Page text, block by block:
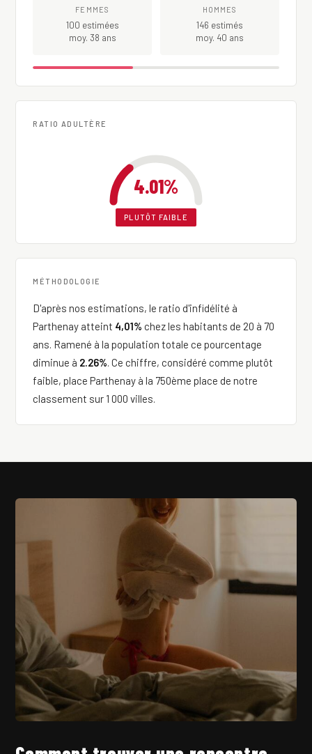
FEMMES
100 estimées
moy. 38 ans
HOMMES
146 estimés
moy. 40 ans
RATIO ADULTÈRE
4.01%
PLUTÔT FAIBLE
MÉTHODOLOGIE
D'après nos estimations, le ratio d'infidélité à
Parthenay atteint 4,01% chez les habitants de 20 à 70
ans. Ramené à la population totale ce pourcentage
diminue à 2.26%. Ce chiffre, considéré comme plutôt
faible, place Parthenay à la 750ème place de notre
classement sur 1 000 villes.